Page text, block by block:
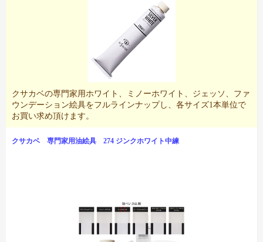
クサカベの専門家用ホワイト、ミノーホワイト、ジェッソ、ファ
ウンデーション絵具をフルラインナップし、各サイズ1本単位で
お買い求め頂けます。
クサカベ 専門家用油絵具 274 ジンクホワイト中練